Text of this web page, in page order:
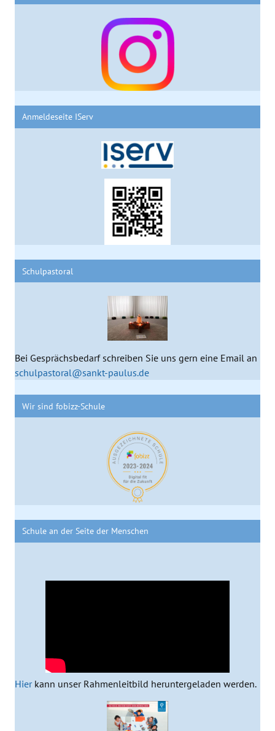
Anmeldeseite IServ
Schulpastoral
Bei Gesprächsbedarf schreiben Sie uns gern eine Email an
schulpastoral@sankt-paulus.de
Wir sind fobizz-Schule
Schule an der Seite der Menschen
Hierkann unser Rahmenleitbild heruntergeladen werden.